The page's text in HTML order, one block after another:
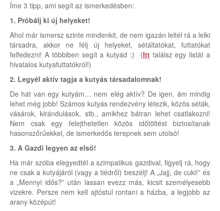
Íme 3 tipp, ami segít az ismerkedésben:
1. Próbálj ki új helyeket!
Ahol már ismersz szinte mindenkit, de nem igazán leltél rá a lelki
társadra, akkor ne félj új helyeket, sétáltatókat, futtatókat
felfedezni! A többiben segít a kutyád :) (Itt találsz egy listát a
hivatalos kutyafuttatókról!)
2. Legyél aktív tagja a kutyás társadalomnak!
De hát van egy kutyám… nem elég aktív? De igen, ám mindig
lehet még jobb! Számos kutyás rendezvény létezik, közös séták,
vásárok, kirándulások, stb., amikhez bátran lehet csatlakozni!
Nem csak egy felejthetetlen közös időtöltést biztosítanak
hasonszőrűekkel, de ismerkedős terepnek sem utolsó!
3. A Gazdi legyen az első!
Ha már szóba elegyedtél a szimpatikus gazdival, figyelj rá, hogy
ne csak a kutyájáról (vagy a tiédről) beszélj! A „Jajj, de cuki!” és
a „Mennyi idős?” után lassan evezz más, kicsit személyesebb
vizekre. Persze nem kell ajtóstul rontani a házba, a legjobb az
arany középút!